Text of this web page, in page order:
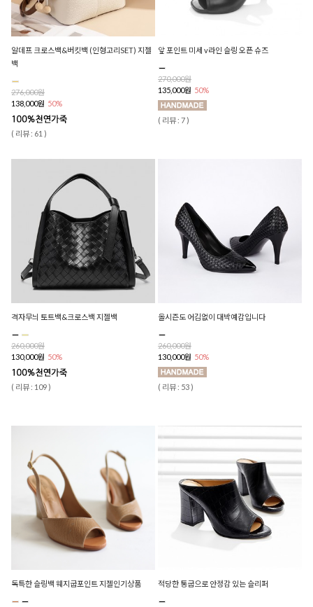
알데프 크로스백&버킷백 (인형고리SET) 지젤
백
276,000원
138,000원 50%
( 리뷰 : 61 )
앞 포인트 미세 v라인 슬링 오픈 슈즈
270,000원
135,000원 50%
( 리뷰 : 7 )
격자무늬 토트백&크로스백 지젤백
260,000원
130,000원 50%
( 리뷰 : 109 )
올시즌도 어김없이 대박예감입니다
260,000원
130,000원 50%
( 리뷰 : 53 )
독특한 슬링백 웨지굽포인트 지젤인기상품 적당한 통굽으로 안정감 있는 슬리퍼